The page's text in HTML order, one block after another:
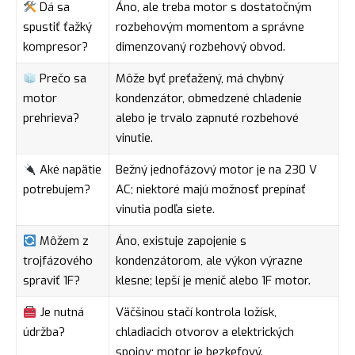
Dá sa
spustiť ťažký
kompresor?
Áno, ale treba motor s dostatočným
rozbehovým momentom a správne
dimenzovaný rozbehový obvod.
Prečo sa
motor
prehrieva?
Môže byť preťažený, má chybný
kondenzátor, obmedzené chladenie
alebo je trvalo zapnuté rozbehové
vinutie.
Aké napätie
potrebujem?
Bežný jednofázový motor je na 230 V
AC; niektoré majú možnosť prepínať
vinutia podľa siete.
Môžem z
trojfázového
spraviť 1F?
Áno, existuje zapojenie s
kondenzátorom, ale výkon výrazne
klesne; lepší je menič alebo 1F motor.
Je nutná
údržba?
Väčšinou stačí kontrola ložísk,
chladiacich otvorov a elektrických